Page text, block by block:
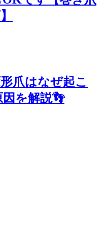
爪はなぜ起こ
を解説👣